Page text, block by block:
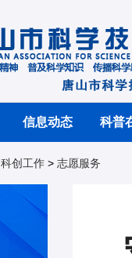
信息动态 科普
科创工作 > 志愿服务